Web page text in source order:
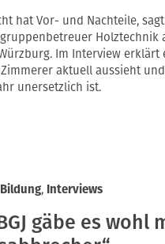
hat Vor- und Nachteile,
Holztechnik
Im Interview erklärt
aktuell aussieht
unersetzlich ist.
, Interviews
gäbe es wohl